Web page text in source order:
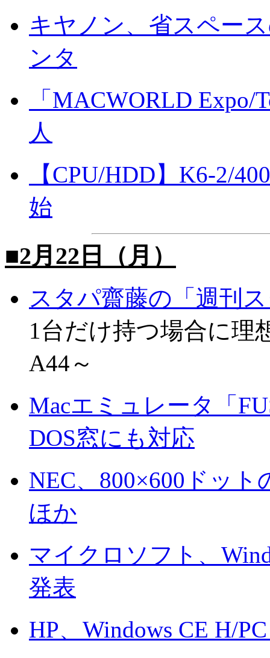
キヤノン、省スペー
ンタ
「MACWORLD
人
【CPU/HDD】K6-2/
始
■2月22日（月）
スタパ齋藤の「週刊
1台だけ持つ場合に理
A44～
Macエミュレータ「
DOS窓にも対応
NEC、800×600ドッ
ほか
マイクロソフト、
発表
HP、Windows CE H/